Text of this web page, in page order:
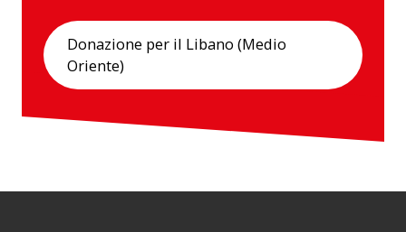
Donazione per il Libano (Medio
Oriente)